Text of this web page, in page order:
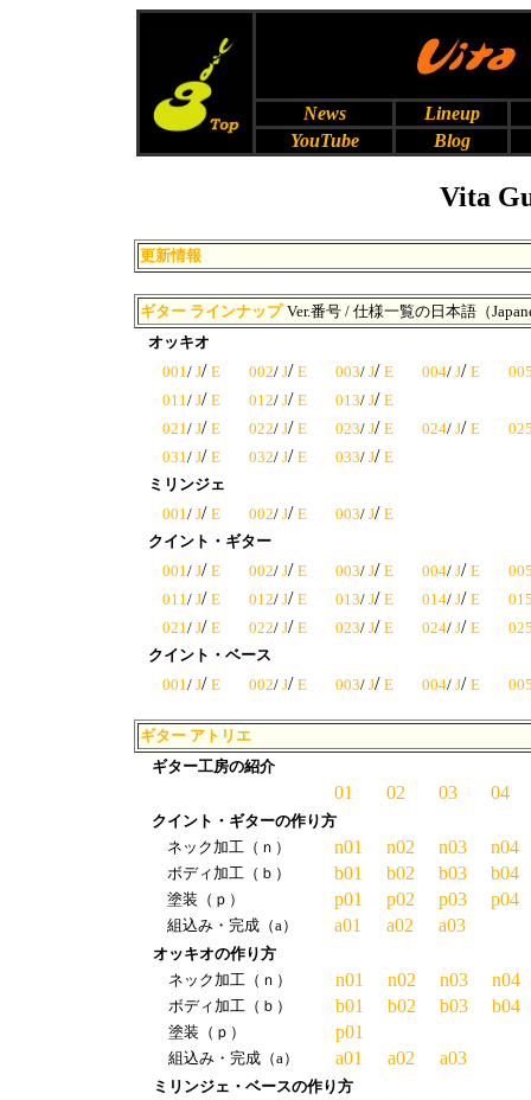
News
Lineup
YouTube
Blog
Vita
更新情報
ギター ラインナップ Ver.番号 / 仕様一覧の日本語（
オッキオ
001 / J/ E 002/ J/ E 003/ J/ E 004/ J/ E
011 / J/ E 012/ J/ E 013/ J/ E
021 / J/ E 022/ J/ E 023/ J/ E 024/ J/ E
031 / J/ E 032/ J/ E 033/ J/ E
ミリンジェ
001 / J/ E 002/ J/ E 003/ J/ E
クイント・ギター
001 / J/ E 002/ J/ E 003/ J/ E 004/ J/ E
011 / J/ E 012/ J/ E 013/ J/ E 014/ J/ E
021 / J/ E 022/ J/ E 023/ J/ E 024/ J/ E
クイント・ベース
001 / J/ E 002/ J/ E 003/ J/ E 004/ J/ E
ギター アトリエ
ギター工房の紹介
01 02 03 04
クイント・ギターの作り方
ネック加工（ｎ）
n01 n02 n03 n04
ボディ加工（ｂ） b01 b02 b03 b04
塗装（ｐ） p01 p02 p03 p04
組込み・完成（a） a01 a02 a03
オッキオの作り方
ネック加工（ｎ）
n01 n02 n03 n04
ボディ加工（ｂ） b01 b02 b03 b04
塗装（ｐ） p01
組込み・完成（a） a01 a02 a03
ミリンジェ・ベースの作り方